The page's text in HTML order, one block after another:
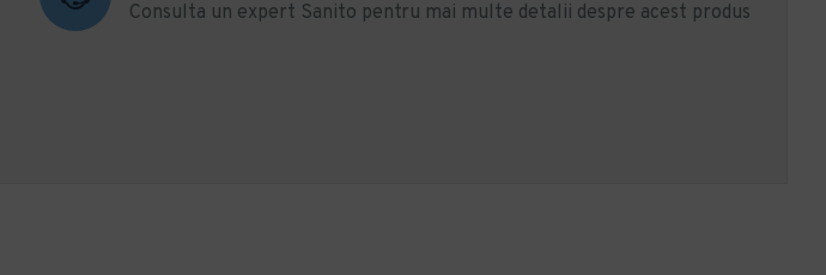
Consulta un expert Sanito pentru mai multe detalii despre acest produs